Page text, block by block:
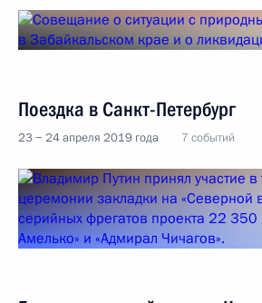
Поездка в Санкт-Петербург
23 − 24 апреля 2019 года 7 событий